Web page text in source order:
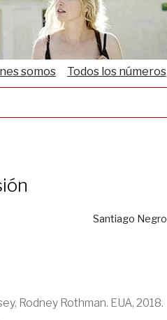
somos Todos los números
Santiago Negro
Rodney Rothman. EUA, 2018.